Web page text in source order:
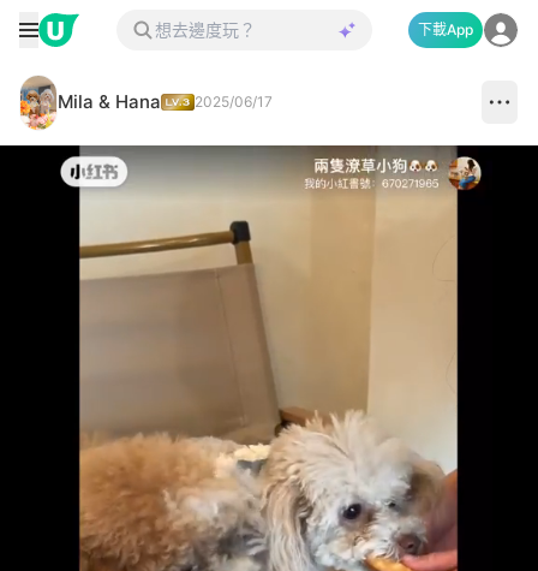
下載App
Mila & Hana 2025/06/17